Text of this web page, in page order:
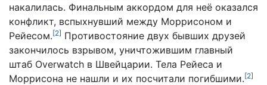
накалилась. Финальным аккордом для неё оказался
конфликт, вспыхнувший между Моррисоном и
Рейесом.[2] Противостояние двух бывших друзей
закончилось взрывом, уничтожившим главный
штаб Overwatch в Швейцарии. Тела Рейеса и
Моррисона не нашли и их посчитали погибшими.[2]